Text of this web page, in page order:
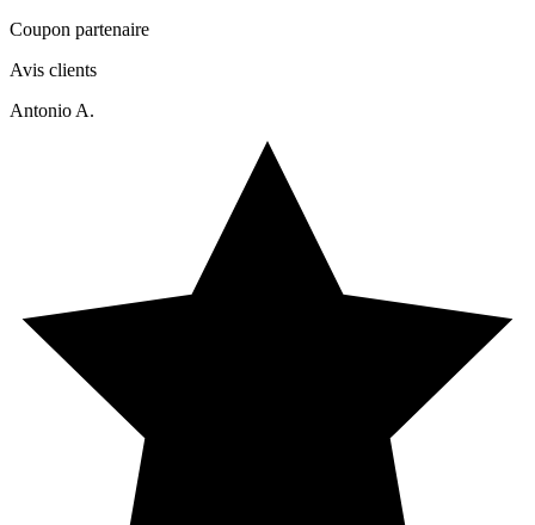
Coupon partenaire
Avis clients
Antonio A.